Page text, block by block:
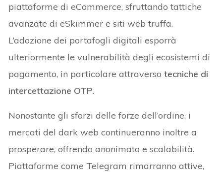
piattaforme di eCommerce, sfruttando tattiche
avanzate di eSkimmer e siti web truffa.
L’adozione dei portafogli digitali esporrà
ulteriormente le vulnerabilità degli ecosistemi di
pagamento, in particolare attraverso tecniche di
intercettazione OTP.
Nonostante gli sforzi delle forze dell’ordine, i
mercati del dark web continueranno inoltre a
prosperare, offrendo anonimato e scalabilità.
Piattaforme come Telegram rimarranno attive,